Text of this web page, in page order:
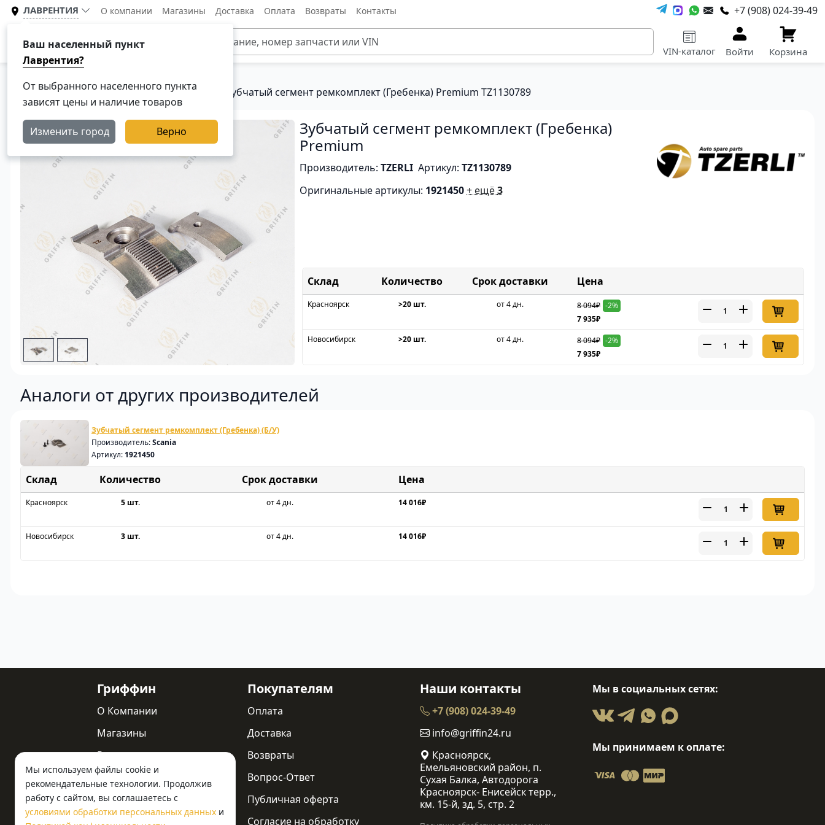
ЛАВРЕНТИЯ
Ваш населенный пункт
Лаврентия?
От выбранного населенного пункта
зависят цены и наличие товаров
Изменить город Верно
О компании Магазины Доставка Оплата Возвраты Контакты +7 (908) 024-39-49
Каталог
VIN-каталог Войти Корзина
Главная Каталог Рулевое управление Зубчатый сегмент ремкомплект (Гребенка) Premium TZ1130789
Зубчатый сегмент ремкомплект (Гребенка)
Premium
Производитель:TZERLI Артикул:TZ1130789
Оригинальные артикулы: 1921450+ ещё3
Склад Срок доставки Цена
Красноярск >20 шт. от 4 дн. 8 094₽ -2%
7 935₽
Новосибирск
>20 шт. от 4 дн. 8 094₽ -2%
7 935₽
Аналоги от других производителей
Зубчатый сегмент ремкомплект (Гребенка) (Б/У)
Производитель:Scania
Артикул: 1921450
Склад Срок доставки Цена
Красноярск 5 шт. от 4 дн. 14 016₽
Новосибирск 3 шт. от 4 дн. 14 016₽
Мы используем файлы cookie и
рекомендательные технологии. Продолжив
работу с сайтом, вы соглашаетесь с
условиями обработки персональных данных и
Гриффин
О Компании
Магазины
Реквизиты
Статьи
Новости
Контакты
Покупателям
Оплата
Доставка
Возвраты
Вопрос-Ответ
Публичная оферта
Согласие на обработку
Наши контакты
+7 (908) 024-39-49
info@griffin24.ru
Красноярск,
Емельяновский район, п.
Сухая Балка, Автодорога
Красноярск- Енисейск терр.,
км. 15-й, зд. 5, стр. 2
Мы в социальных сетях:
Мы принимаем к оплате: